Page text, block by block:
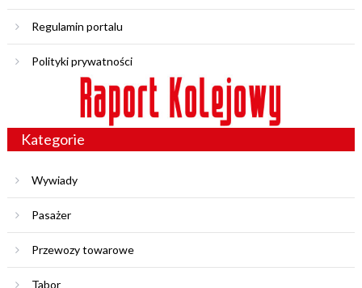
Regulamin portalu
Polityki prywatności
Kategorie
Wywiady
Pasażer
Przewozy towarowe
Tabor